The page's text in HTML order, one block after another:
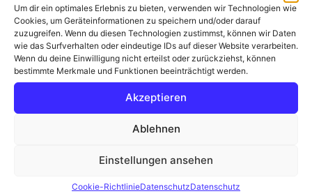
Um dir ein optimales Erlebnis zu bieten, verwenden wir Technologien wie
Cookies, um Geräteinformationen zu speichern und/oder darauf
zuzugreifen. Wenn du diesen Technologien zustimmst, können wir Daten
wie das Surfverhalten oder eindeutige IDs auf dieser Website verarbeiten.
Wenn du deine Einwilligung nicht erteilst oder zurückziehst, können
bestimmte Merkmale und Funktionen beeinträchtigt werden.
Akzeptieren
Ablehnen
Einstellungen ansehen
Cookie-RichtlinieDatenschutzDatenschutz
Die Sonne schien, der Himmel war nur leicht
bewölkt, ein optimaler Fotografietag. Die Kamera
greifen, ins Auto steigen, hinaus ins ...
Weiterlesen …
Dampflok 011104